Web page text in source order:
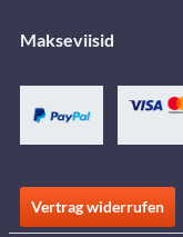
Makseviisid
Vertrag widerrufen